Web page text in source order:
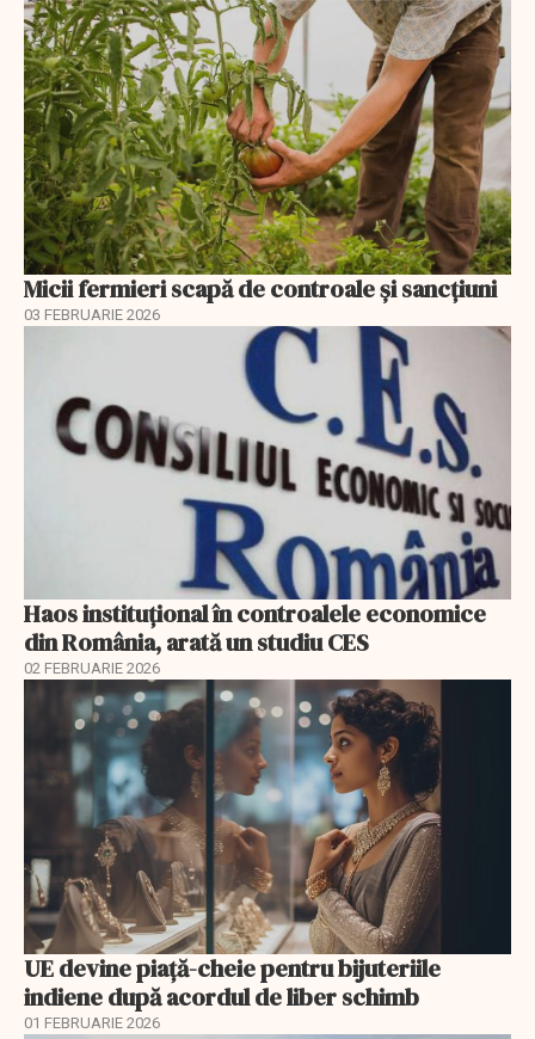
Micii fermieri scapă de controale și sancțiuni
03 FEBRUARIE 2026
Haos instituțional în controalele economice
din România, arată un studiu CES
02 FEBRUARIE 2026
UE devine piață-cheie pentru bijuteriile
indiene după acordul de liber schimb
01 FEBRUARIE 2026